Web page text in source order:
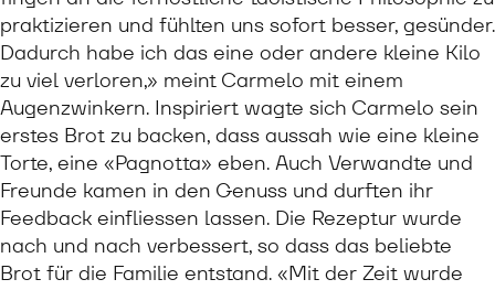
praktizieren und fühlten uns sofort besser, gesünder.
Dadurch habe ich das eine oder andere kleine Kilo
zu viel verloren,» meint Carmelo mit einem
Augenzwinkern. Inspiriert wagte sich Carmelo sein
erstes Brot zu backen, dass aussah wie eine kleine
Torte, eine «Pagnotta» eben. Auch Verwandte und
Freunde kamen in den Genuss und durften ihr
Feedback einfliessen lassen. Die Rezeptur wurde
nach und nach verbessert, so dass das beliebte
Brot für die Familie entstand. «Mit der Zeit wurde